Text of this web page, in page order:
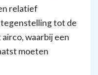
relatief
tot de
waarbij een
moeten